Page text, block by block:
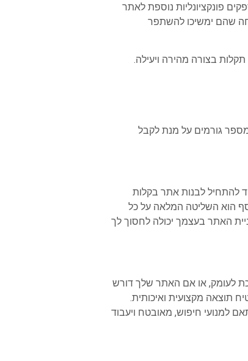
פונקציונליות נוספת לאתר
שהם ימשיכו להשתפר
בצורה מהירה ויעילה.
גורמים על מנת לקבל
להתחיל לבנות אתר בקלות
הוא השליטה המלאה על כל
האתר בעצמך יכולה לחסוך לך
לעומק, או אם האתר שלך דורש
תוצאה מקצועית ואיכותית.
למנועי חיפוש, מאובטח ויעבוד